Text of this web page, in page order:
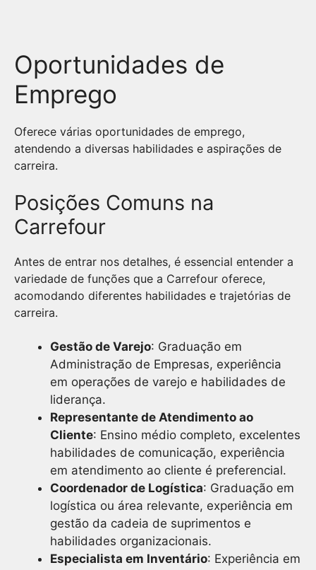
Oportunidades de
Emprego
Oferece várias oportunidades de emprego,
atendendo a diversas habilidades e aspirações de
carreira.
Posições Comuns na
Carrefour
Antes de entrar nos detalhes, é essencial entender a
variedade de funções que a Carrefour oferece,
acomodando diferentes habilidades e trajetórias de
carreira.
Gestão de Varejo: Graduação em
Administração de Empresas, experiência
em operações de varejo e habilidades de
liderança.
Representante de Atendimento ao
Cliente: Ensino médio completo, excelentes
habilidades de comunicação, experiência
em atendimento ao cliente é preferencial.
Coordenador de Logística: Graduação em
logística ou área relevante, experiência em
gestão da cadeia de suprimentos e
habilidades organizacionais.
Especialista em Inventário: Experiência em